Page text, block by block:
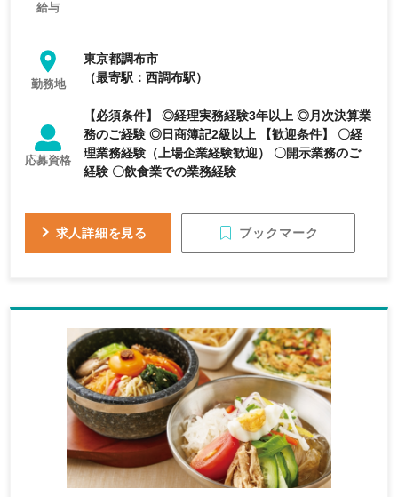
給与
勤務地
東京都調布市
（最寄駅：西調布駅）
応募資格
【必須条件】 ◎経理実務経験3年以上 ◎月次決算業
務のご経験 ◎日商簿記2級以上 【歓迎条件】 〇経
理業務経験（上場企業経験歓迎） 〇開示業務のご
経験 〇飲食業での業務経験
求人詳細を見る ブックマーク